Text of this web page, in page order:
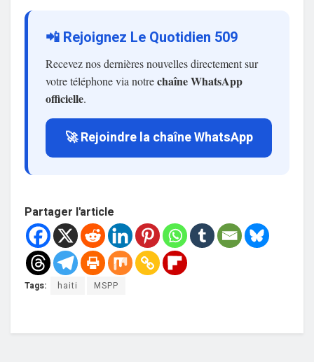
📲 Rejoignez Le Quotidien 509
Recevez nos dernières nouvelles directement sur
votre téléphone via notrechaîne WhatsApp
officielle.
🚀 Rejoindre la chaîne WhatsApp
Partager l'article
Tags: haiti MSPP